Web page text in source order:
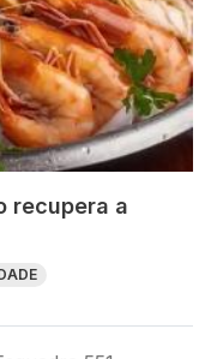
recupera a